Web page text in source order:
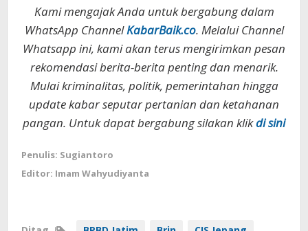
Kami mengajak Anda untuk bergabung dalam
WhatsApp ChannelKabarBaik.co. Melalui Channel
Whatsapp ini, kami akan terus mengirimkan pesan
rekomendasi berita-berita penting dan menarik.
Mulai kriminalitas, politik, pemerintahan hingga
update kabar seputar pertanian dan ketahanan
pangan. Untuk dapat bergabung silakan klikdi sini
Penulis: Sugiantoro
Editor: Imam Wahyudiyanta